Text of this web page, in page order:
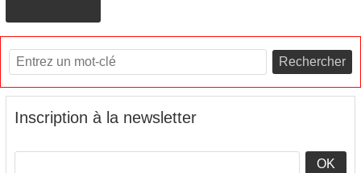
Rechercher
Inscription à la newsletter
OK